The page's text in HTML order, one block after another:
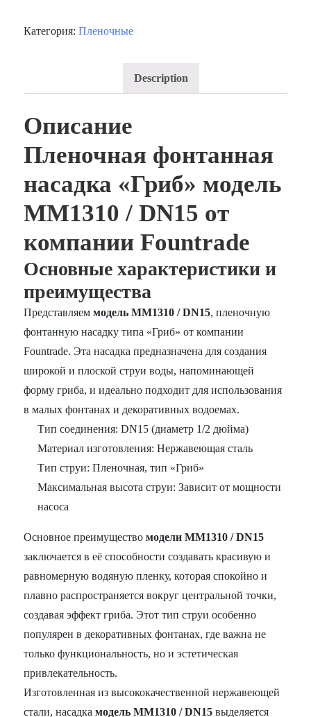
Категория:Пленочные
Description
Описание
Пленочная фонтанная
насадка «Гриб» модель
MM1310 / DN15 от
компании Fountrade
Основные характеристики и
преимущества
Представляеммодель MM1310 / DN15, пленочную
фонтанную насадку типа «Гриб» от компании
Fountrade. Эта насадка предназначена для создания
широкой и плоской струи воды, напоминающей
форму гриба, и идеально подходит для использования
в малых фонтанах и декоративных водоемах.
Тип соединения: DN15 (диаметр 1/2 дюйма)
Материал изготовления: Нержавеющая сталь
Тип струи: Пленочная, тип «Гриб»
Максимальная высота струи: Зависит от мощности
насоса
Основное преимуществомодели MM1310 / DN15
заключается в её способности создавать красивую и
равномерную водяную пленку, которая спокойно и
плавно распространяется вокруг центральной точки,
создавая эффект гриба. Этот тип струи особенно
популярен в декоративных фонтанах, где важна не
только функциональность, но и эстетическая
привлекательность.
Изготовленная из высококачественной нержавеющей
стали, насадкамодель MM1310 / DN15 выделяется